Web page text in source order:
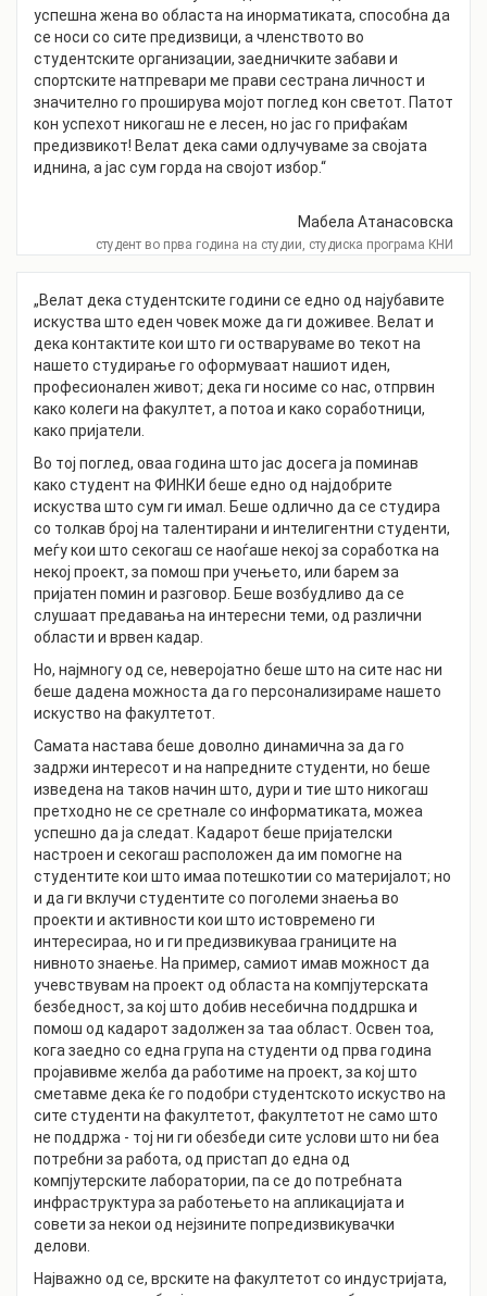
успешна жена во областа на инорматиката, способна да
се носи со сите предизвици, а членството во
студентските организации, заедничките забави и
спортските натпревари ме прави сестрана личност и
значително го проширува мојот поглед кон светот. Патот
кон успехот никогаш не е лесен, но јас го прифаќам
предизвикот! Велат дека сами одлучуваме за својата
иднина, а јас сум горда на својот избор.“
Мабела Атанасовска
студент во прва година на студии, студиска програма КНИ
„Велат дека студентските години се едно од најубавите
искуства што еден човек може да ги доживее. Велат и
дека контактите кои што ги остваруваме во текот на
нашето студирање го оформуваат нашиот иден,
професионален живот; дека ги носиме со нас, отпрвин
како колеги на факултет, a потоа и како соработници,
како пријатели.
Во тој поглед, оваа година што јас досега ја поминав
како студент на ФИНКИ беше едно од најдобрите
искуства што сум ги имал. Беше одлично да се студира
со толкав број на талентирани и интелигентни студенти,
меѓу кои што секогаш се наоѓаше некој за соработка на
некој проект, за помош при учењето, или барем за
пријатен помин и разговор. Беше возбудливо да се
слушаат предавања на интересни теми, од различни
области и врвен кадар.
Но, најмногу од се, неверојатно беше што на сите нас ни
беше дадена можноста да го персонализираме нашето
искуство на факултетот.
Самата настава беше доволно динамична за да го
задржи интересот и на напредните студенти, но беше
изведена на таков начин што, дури и тие што никогаш
претходно не се сретнале со информатиката, можеа
успешно да ја следат. Кадарот беше пријателски
настроен и секогаш расположен да им помогне на
студентите кои што имаа потешкотии со материјалот; но
и да ги вклучи студентите со поголеми знаења во
проекти и активности кои што истовремено ги
интересираа, но и ги предизвикуваа границите на
нивното знаење. На пример, самиот имав можност да
учевствувам на проект од областа на компјутерската
безбедност, за кој што добив несебична поддршка и
помош од кадарот задолжен за таа област. Освен тоа,
кога заедно со една група на студенти од прва година
пројавивме желба да работиме на проект, за кој што
сметавме дека ќе го подобри студентското искуство на
сите студенти на факултетот, факултетот не само што
не поддржа - тој ни ги обезбеди сите услови што ни беа
потребни за работа, од пристап до една од
компјутерските лаборатории, па се до потребната
инфраструктура за работењето на апликацијата и
совети за некои од нејзините попредизвикувачки
делови.
Најважно од се, врските на факултетот со индустријата,